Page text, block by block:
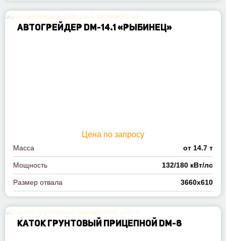
АВТОГРЕЙДЕР DM-14.1 «РЫБИНЕЦ»
Цена по запросу
Масса от 14.7 т
Мощность 132/180 кВт/лс
Размер отвала 3660х610
КАТОК ГРУНТОВЫЙ ПРИЦЕПНОЙ DM-8